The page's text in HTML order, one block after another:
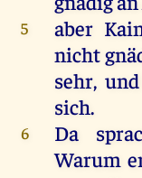
5 aber
nicht
sehr,
sich.
6 Da
Warum